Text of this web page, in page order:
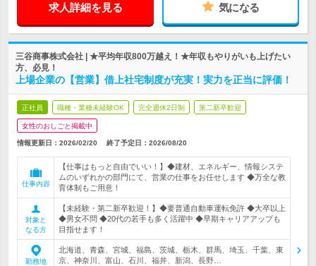
求人詳細を見る 気になる
三谷商事株式会社 | ★平均年収800万越え！★年収もやりがいも上げたい
方、必見！
上場企業の【営業】借上社宅制度が充実！実力を正当に評価！
正社員 職種・業種未経験OK 完全週休2日制 第二新卒歓迎
女性のおしごと掲載中
情報更新日：2026/02/20 終了予定日： 2026/08/20
仕事内容
【仕事はもっと自由でいい！】◆建材、エネルギー、情報システ
ムのいずれかの部門にて、営業の仕事をお任せします ◆万全な教
育体制もご用意！
対象と
なる方
【未経験・第二新卒歓迎！】◆要普通自動車運転免許 ◆大卒以上
◆男女不問 ◆20代の若手も多く活躍中 ◆早期キャリアアップも
目指せます！
勤務地
北海道、青森、宮城、福島、茨城、栃木、群馬、埼玉、千葉、東
京、神奈川、富山、石川、福井、新潟、長野…